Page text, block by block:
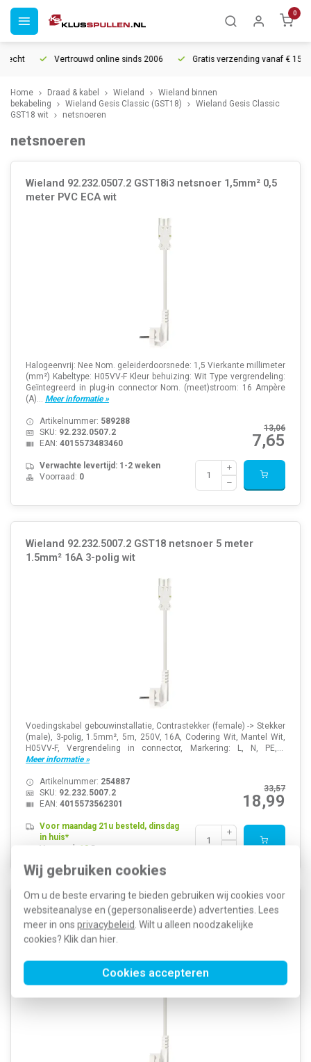
Wij gebruiken cookies
Om u de beste ervaring te bieden gebruiken wij cookies voor
websiteanalyse en (gepersonaliseerde) advertenties. Lees
meer in ons privacybeleid . Wilt u alleen noodzakelijke
cookies? Klik dan hier
Cookies accepteren
0
Vertrouwd online sinds 2006 Gratis verzending vanaf € 150
Home Draad & kabel Wieland
Wieland binnen
bekabeling
Wieland Gesis Classic (GST18)
Wieland Gesis Classic
GST18 wit
netsnoeren
netsnoeren
Wieland 92.232.0507.2 GST18i3 netsnoer 1,5mm² 0,5
meter PVC ECA wit
Halogeenvrij: Nee Nom. geleiderdoorsnede: 1,5 Vierkante millimeter
(mm²) Kabeltype: H05VV-F Kleur behuizing: Wit Type vergrendeling:
Geïntegreerd in plug-in connector Nom. (meet)stroom: 16 Ampère
(A)... Meer informatie »
13,06
7,65
Artikelnummer: 589288
SKU: 92.232.0507.2
EAN: 4015573483460
Verwachte levertijd: 1-2 weken
Voorraad: 0
Wieland 92.232.5007.2 GST18 netsnoer 5 meter
1.5mm² 16A 3-polig wit
Voedingskabel gebouwinstallatie, Contrastekker (female) -> Stekker
(male), 3-polig, 1.5mm², 5m, 250V, 16A, Codering Wit, Mantel Wit,
H05VV-F, Vergrendeling in connector, Markering: L, N, PE,...
Meer informatie »
33,57
18,99
Artikelnummer: 254887
SKU: 92.232.5007.2
EAN: 4015573562301
Voor maandag 21u besteld, dinsdag
in huis*
Voorraad:
13
Wieland 92.232.7007.2 GST18i3 netsnoer 1,5mm² 7
meter PVC ECA wit